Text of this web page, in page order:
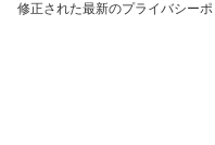
修正された最新のプライバシー